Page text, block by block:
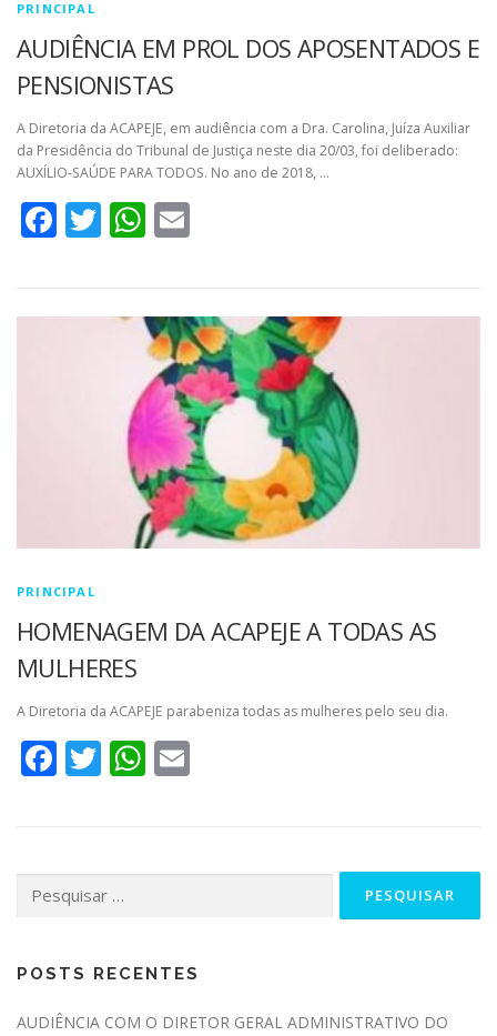
PRINCIPAL
AUDIÊNCIA EM PROL DOS APOSENTADOS E
PENSIONISTAS
A Diretoria da ACAPEJE, em audiência com a Dra. Carolina, Juíza Auxiliar
da Presidência do Tribunal de Justiça neste dia 20/03, foi deliberado:
AUXÍLIO-SAÚDE PARA TODOS. No ano de 2018, …
Facebook
TwitterWhatsApp
PRINCIPAL
HOMENAGEM DA ACAPEJE A TODAS AS
MULHERES
A Diretoria da ACAPEJE parabeniza todas as mulheres pelo seu dia.
Facebook
TwitterWhatsApp
por:
POSTS RECENTES
AUDIÊNCIA COM O DIRETOR GERAL ADMINISTRATIVO DO